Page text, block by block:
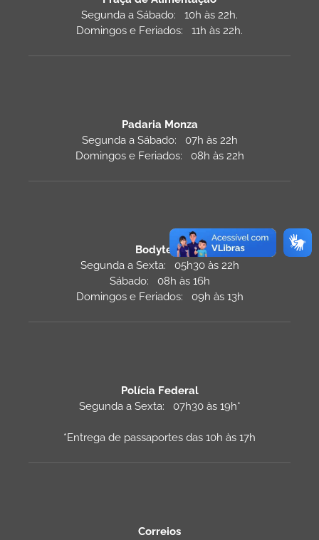
Segunda a Sábado: 10h às 22h.
Domingos e Feriados: 11h às 22h.
Padaria Monza
Segunda a Sábado: 07h às 22h
Domingos e Feriados: 08h às 22h
Bodytech
Segunda a Sexta: 05h30 às 22h
Sábado: 08h às 16h
Domingos e Feriados: 09h às 13h
Polícia Federal
Segunda a Sexta: 07h30 às 19h*
*Entrega de passaportes das 10h às 17h
Correios